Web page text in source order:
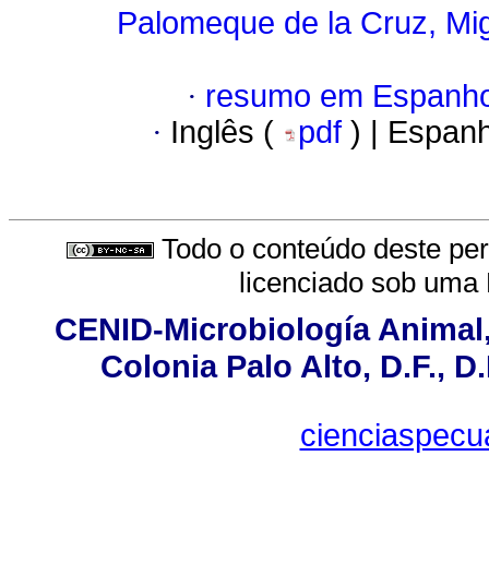
Palomeque de la Cruz,
· resumo em
· Inglês ( pdf ) |
Todo o conteúdo deste
licenciado sob uma
CENID-Microbiología
Colonia Palo Alto, D.F.,